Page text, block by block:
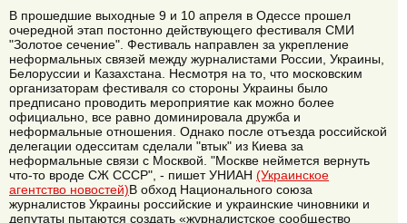
В прошедшие выходные 9 и 10 апреля в Одессе прошел
очередной этап постонно действующего фестиваля СМИ
"Золотое сечение". Фестиваль направлен за укрепление
неформальных связей между журналистами России, Украины,
Белоруссии и Казахстана. Несмотря на то, что московским
организаторам фестиваля со стороны Украины было
предписано проводить мероприятие как можно более
официально, все равно доминировала дружба и
неформальные отношения. Однако после отъезда российской
делегации одесситам сделали "втык" из Киева за
неформальные связи с Москвой. "Москве неймется вернуть
что-то вроде СЖ СССР", - пишет УНИАН (Украинское
агентство новостей)В обход Национального союза
журналистов Украины российские и украинские чиновники и
депутаты пытаются создать «журналистское сообщество